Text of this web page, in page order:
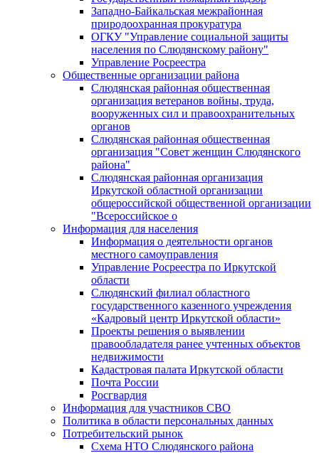
Западно-Байкальская межрайонная
природоохранная прокуратура
ОГКУ "Управление социальной защиты
населения по Слюдянскому району"
Управление Росреестра
Общественные организации района
Слюдянская районная общественная
организация ветеранов войны, труда,
вооруженных сил и правоохранительных
органов
Слюдянская районная общественная
организация "Совет женщин Слюдянского
района"
Слюдянская районная организация
Иркутской областной организации
общероссийской общественной организации
"Всероссийское о
Информация для населения
Информация о деятельности органов
местного самоуправления
Управление Росреестра по Иркутской
области
Слюдянский филиал областного
государственного казенного учреждения
«Кадровый центр Иркутской области»
Проекты решения о выявлении
правообладателя ранее учтенных объектов
недвижимости
Кадастровая палата Иркутской области
Почта России
Росгвардия
Информация для участников СВО
Политика в области персональных данных
Потребительский рынок
Схема НТО Слюдянского района